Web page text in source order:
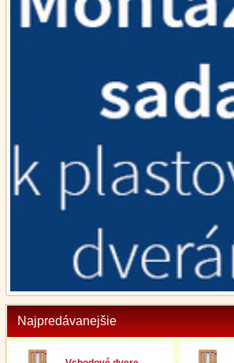
Najpredávanejšie